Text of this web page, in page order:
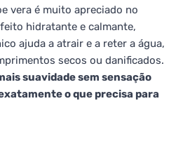
vera é muito apreciado no
hidratante e calmante,
ajuda a atrair e a reter a água,
secos ou danificados.
suavidade sem sensação
o que precisa para